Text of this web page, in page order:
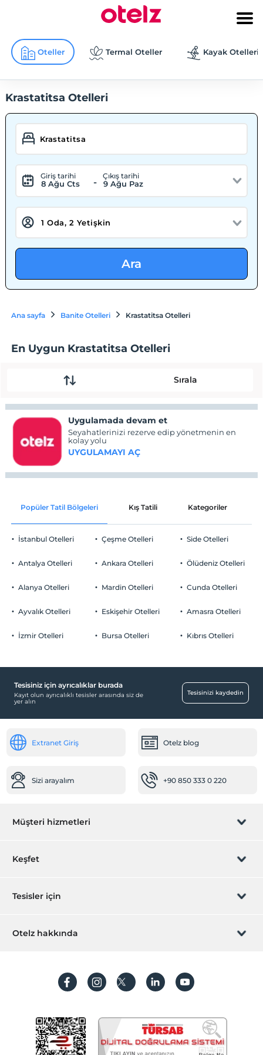
Oteller Termal Oteller Kayak Otelleri
Krastatitsa Otelleri
Giriş tarihi
8 Ağu Cts -
Çıkış tarihi
9 Ağu Paz
Ara
Ana sayfa Banite Otelleri Krastatitsa Otelleri
En Uygun Krastatitsa Otelleri
Sırala
Uygulamada devam et
Seyahatlerinizi rezerve edip yönetmenin en
kolay yolu
UYGULAMAYI AÇ
Popüler Tatil Bölgeleri Kış Tatili Kategoriler
İstanbul Otelleri
Antalya Otelleri
Alanya Otelleri
Ayvalık Otelleri
İzmir Otelleri
Çeşme Otelleri
Ankara Otelleri
Mardin Otelleri
Eskişehir Otelleri
Bursa Otelleri
Side Otelleri
Ölüdeniz Otelleri
Cunda Otelleri
Amasra Otelleri
Kıbrıs Otelleri
Tesisiniz için ayrıcalıklar burada
Kayıt olun ayrıcalıklı tesisler arasında siz de
yer alın
Tesisinizi kaydedin
Extranet Giriş Otelz blog
Sizi arayalım +90 850 333 0 220
Müşteri hizmetleri
Rezervasyon yönet
Sıkça sorulan sorular
İşlem rehberi
Keşfet
Hediye Kart
Hesap oluştur
Tesisler için
Hemen tesisinizi ekleyin
Otelz hakkında
Koşullar ve şartlar